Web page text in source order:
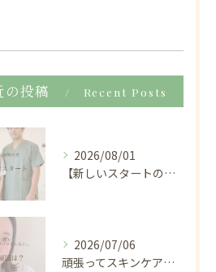
の投稿 Recent Posts
2026/08/01
【新しいスタートのお知らせ🌿】
2026/07/06
頑張ってスキンケアしているのに